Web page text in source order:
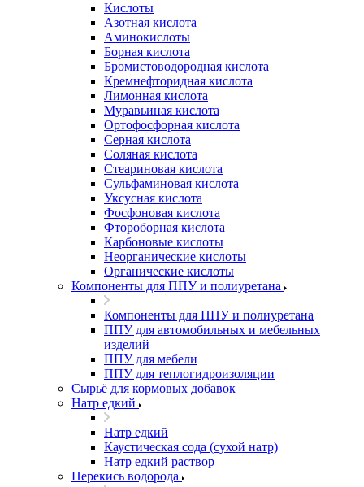
Кислоты
Азотная кислота
Аминокислоты
Борная кислота
Бромистоводородная кислота
Кремнефторидная кислота
Лимонная кислота
Муравьиная кислота
Ортофосфорная кислота
Серная кислота
Соляная кислота
Стеариновая кислота
Сульфаминовая кислота
Уксусная кислота
Фосфоновая кислота
Фтороборная кислота
Карбоновые кислоты
Неорганические кислоты
Органические кислоты
Компоненты для ППУ и полиуретана
Компоненты для ППУ и полиуретана
ППУ для автомобильных и мебельных
изделий
ППУ для мебели
ППУ для теплогидроизоляции
Сырьё для кормовых добавок
Натр едкий
Натр едкий
Каустическая сода (сухой натр)
Натр едкий раствор
Перекись водорода